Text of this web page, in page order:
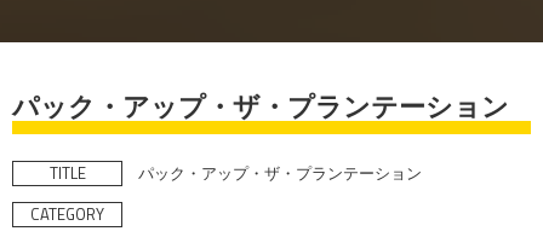
パック・アップ・ザ・プランテーション
TITLE パック・アップ・ザ・プランテーション
CATEGORY